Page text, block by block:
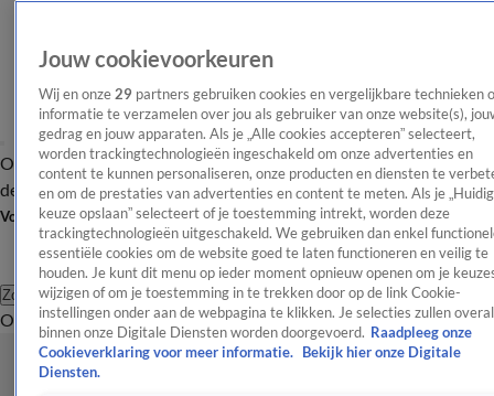
OverzichtAfleveringen Entertainment TV Algemeen
Tip
de redactieNieuwsbrief
Volg Shownieuws
Zoeken
OverzichtEntertainmentSpraakmakendRealityCrimeVideo's
Jouw cookievoorkeuren
Wij en onze 29 partners gebruiken cookies en vergelijkbare technieken
informatie te verzamelen over jou als gebruiker van onze website(s),
gedrag en jouw apparaten. Als je „Alle cookies accepteren” selecteert,
worden trackingtechnologieën ingeschakeld om onze advertenties en
content te kunnen personaliseren, onze producten en diensten te
en om de prestaties van advertenties en content te meten. Als je
keuze opslaan” selecteert of je toestemming intrekt, worden deze
trackingtechnologieën uitgeschakeld. We gebruiken dan enkel
essentiële cookies om de website goed te laten functioneren en veilig te
houden. Je kunt dit menu op ieder moment opnieuw openen om je
wijzigen of om je toestemming in te trekken door op de link Cookie-
instellingen onder aan de webpagina te klikken. Je selecties zullen overal
binnen onze Digitale Diensten worden doorgevoerd. Raadpleeg onze
Cookieverklaring voor meer informatie.
Bekijk hier onze Digitale
Diensten.